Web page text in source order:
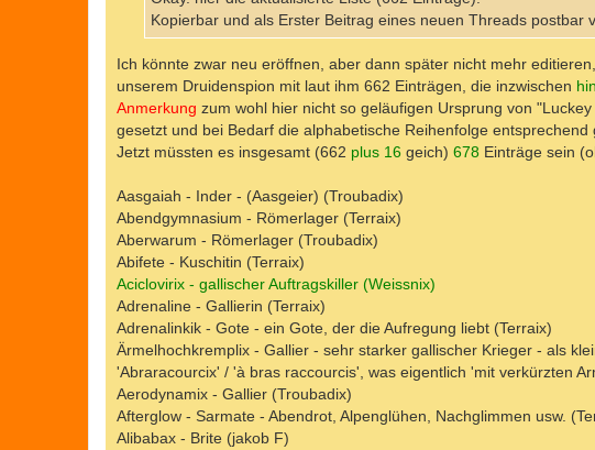
Kopierbar und als Erster Beitrag eines neuen Threads postbar
Ich könnte zwar neu eröffnen, aber dann später nicht mehr
unserem Druidenspion mit laut ihm 662 Einträgen, die inzwischen
Anmerkung zum wohl hier nicht so geläufigen Ursprung von "Luckey
gesetzt und bei Bedarf die alphabetische Reihenfolge entsprechend
Jetzt müssten es insgesamt (662 plus 16 geich) 678 Einträge sein
Aasgaiah - Inder - (Aasgeier) (Troubadix)
Abendgymnasium - Römerlager (Terraix)
Aberwarum - Römerlager (Troubadix)
Abifete - Kuschitin (Terraix)
Aciclovirix - gallischer Auftragskiller (Weissnix)
Adrenaline - Gallierin (Terraix)
Adrenalinkik - Gote - ein Gote, der die Aufregung liebt (Terraix)
Ärmelhochkremplix - Gallier - sehr starker gallischer Krieger - als
'Abraracourcix' / 'à bras raccourcis', was eigentlich 'mit verkürzten
Aerodynamix - Gallier (Troubadix)
Afterglow - Sarmate - Abendrot, Alpenglühen, Nachglimmen usw.
Alibabax - Brite (jakob F)